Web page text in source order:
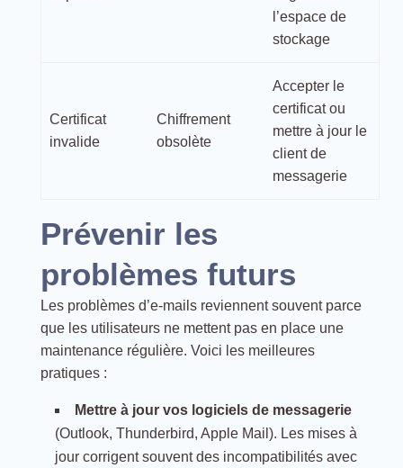
l’espace de
stockage
Certificat
invalide
Chiffrement
obsolète
Accepter le
certificat ou
mettre à jour le
client de
messagerie
Prévenir les
problèmes futurs
Les problèmes d’e-mails reviennent souvent parce
que les utilisateurs ne mettent pas en place une
maintenance régulière. Voici les meilleures
pratiques :
Mettre à jour vos logiciels de messagerie
(Outlook, Thunderbird, Apple Mail). Les mises à
jour corrigent souvent des incompatibilités avec